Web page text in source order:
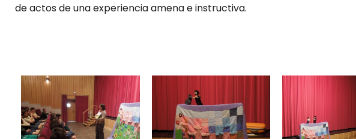
de actos de una experiencia amena e instructiva.